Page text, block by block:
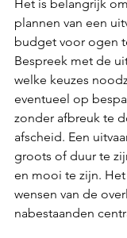
Het is belangrijk
plannen van een
budget voor ogen
Bespreek met de
welke keuzes
eventueel op
zonder afbreuk te
afscheid. Een
groots of duur te
en mooi te zijn.
wensen van de
nabestaanden